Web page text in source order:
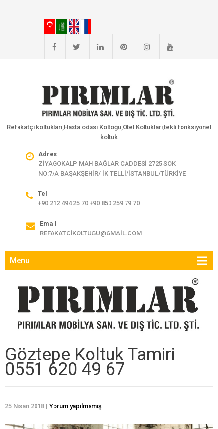
Refakatçi koltukları,Hasta odası Koltoğu,Otel Koltukları,tekli fonksiyonel
koltuk
Adres
ZİYAGÖKALP MAH BAĞLAR CADDESİ 2725 SOK
NO:7/A BAŞAKŞEHİR/ İKİTELLİ/İSTANBUL/TÜRKİYE
Tel
+90 212 494 25 70 +90 850 259 79 70
Email
REFAKATCIKOLTUGU@GMAIL.COM
Menu
Göztepe Koltuk Tamiri
0551 620 49 67
25 Nisan 2018 | Yorum yapılmamış